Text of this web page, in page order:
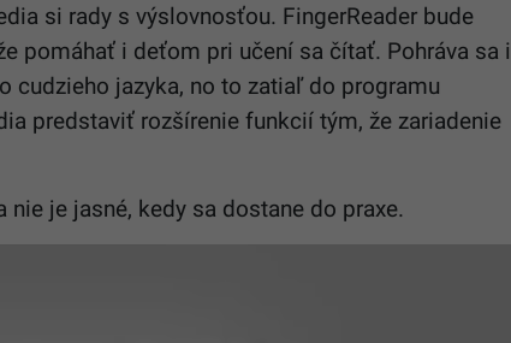
si rady s výslovnosťou. FingerReader bude
pomáhať i deťom pri učení sa čítať. Pohráva sa i
cudzieho jazyka, no to zatiaľ do programu
predstaviť rozšírenie funkcií tým, že zariadenie
je jasné, kedy sa dostane do praxe.